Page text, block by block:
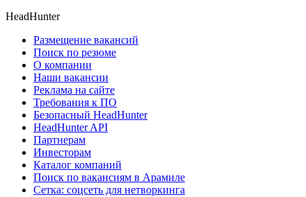
HeadHunter
Размещение вакансий
Поиск по резюме
О компании
Наши вакансии
Реклама на сайте
Требования к ПО
Безопасный HeadHunter
HeadHunter API
Партнерам
Инвесторам
Каталог компаний
Поиск по вакансиям в Арамиле
Сетка: соцсеть для нетворкинга